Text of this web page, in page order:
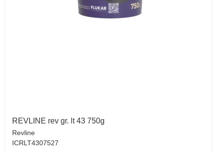
REVLINE rev gr. lt 43 750g
Revline
ICRLT4307527